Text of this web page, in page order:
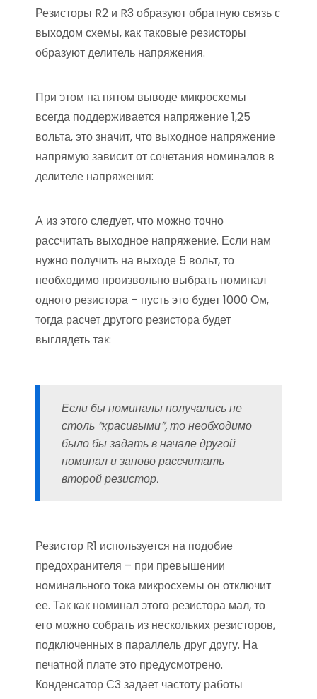
Резисторы R2 и R3 образуют обратную связь с
выходом схемы, как таковые резисторы
образуют делитель напряжения.
При этом на пятом выводе микросхемы
всегда поддерживается напряжение 1,25
вольта, это значит, что выходное напряжение
напрямую зависит от сочетания номиналов в
делителе напряжения:
А из этого следует, что можно точно
рассчитать выходное напряжение. Если нам
нужно получить на выходе 5 вольт, то
необходимо произвольно выбрать номинал
одного резистора – пусть это будет 1000 Ом,
тогда расчет другого резистора будет
выглядеть так:
Если бы номиналы получались не
столь “красивыми”, то необходимо
было бы задать в начале другой
номинал и заново рассчитать
второй резистор.
Резистор R1 используется на подобие
предохранителя – при превышении
номинального тока микросхемы он отключит
ее. Так как номинал этого резистора мал, то
его можно собрать из нескольких резисторов,
подключенных в параллель друг другу. На
печатной плате это предусмотрено.
Конденсатор С3 задает частоту работы